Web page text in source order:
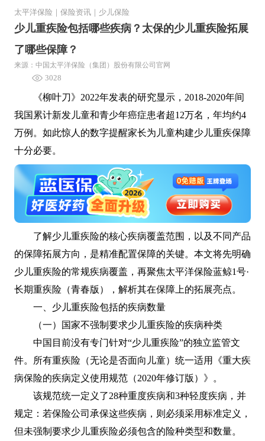
太平洋保险 保险资讯 少儿保险
少儿重疾险包括哪些疾病？太保的少儿重疾险拓展
了哪些保障？
来源：中国太平洋保险（集团）股份有限公司官网
3028
《柳叶刀》2022年发表的研究显示，2018-2020年间
我国累计新发儿童和青少年癌症患者超12万名，年均约4
万例。如此惊人的数字提醒家长为儿童构建少儿重疾保障
十分必要。
了解少儿重疾险的核心疾病覆盖范围，以及不同产品
的保障拓展方向，是精准配置保障的关键。本文将先明确
少儿重疾险的常规疾病覆盖，再聚焦太平洋保险蓝鲸1号·
长期重疾险（青春版），解析其在保障上的拓展亮点。
一、少儿重疾险包括的疾病数量
（一）国家不强制要求少儿重疾险的疾病种类
中国目前没有专门针对“少儿重疾险”的独立监管文
件。所有重疾险（无论是否面向儿童）统一适用《重大疾
病保险的疾病定义使用规范（2020年修订版）》。
该规范统一定义了28种重度疾病和3种轻度疾病，并
规定：若保险公司承保这些疾病，则必须采用标准定义，
但未强制要求少儿重疾险必须包含的险种类型和数量。